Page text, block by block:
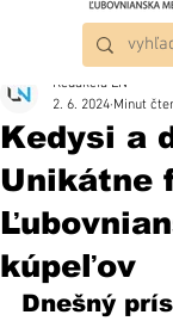
Kedysi a
Unikátne
kúpeľov
Redakcia ĽN
2. 6. 2024 Minut
Dnešný